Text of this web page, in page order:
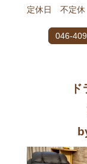
定休日 不定休
046-